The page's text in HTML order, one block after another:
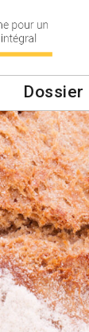
Dossier